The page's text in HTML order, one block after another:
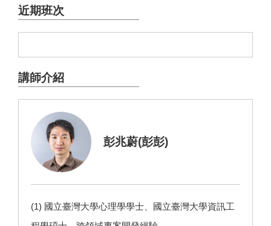
近期班次
講師介紹
彭兆蔚(彭彭)
(1) 國立臺灣大學心理學學士、國立臺灣大學資訊工